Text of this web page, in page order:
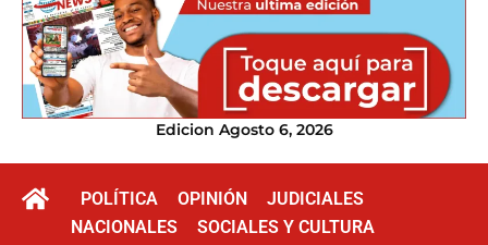
Edicion Agosto 6, 2026
POLÍTICA OPINIÓN
JUDICIALES
NACIONALES
SOCIALES Y CULTURA